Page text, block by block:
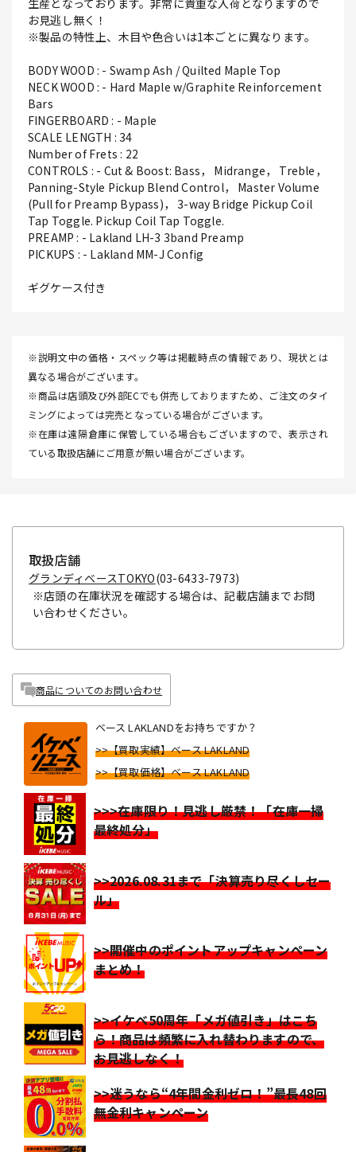
生産となっております。非常に貴重な入荷となりますので
お見逃し無く！
※製品の特性上、木目や色合いは1本ごとに異なります。
BODY WOOD : - Swamp Ash / Quilted Maple Top
NECK WOOD : - Hard Maple w/Graphite Reinforcement
Bars
FINGERBOARD : - Maple
SCALE LENGTH : 34
Number of Frets : 22
CONTROLS : - Cut & Boost: Bass， Midrange， Treble，
Panning-Style Pickup Blend Control， Master Volume
(Pull for Preamp Bypass)， 3-way Bridge Pickup Coil
Tap Toggle. Pickup Coil Tap Toggle.
PREAMP : - Lakland LH-3 3band Preamp
PICKUPS : - Lakland MM-J Config
ギグケース付き
※説明文中の価格・スペック等は掲載時点の情報であり、現状とは
異なる場合がございます。
※商品は店頭及び外部ECでも併売しておりますため、ご注文のタイ
ミングによっては完売となっている場合がございます。
※在庫は遠隔倉庫に保管している場合もございますので、表示され
ている取扱店舗にご用意が無い場合がございます。
取扱店舗
グランディベースTOKYO(03-6433-7973)
※店頭の在庫状況を確認する場合は、記載店舗までお問
い合わせください。
商品についてのお問い合わせ
ベース LAKLANDをお持ちですか？
>>【買取実績】ベース LAKLAND
>>【買取価格】ベース LAKLAND
>>>在庫限り！見逃し厳禁！「在庫一掃
最終処分」
>>2026.08.31まで「決算売り尽くしセー
ル」
>>開催中のポイントアップキャンペーン
まとめ！
>>イケベ50周年「メガ値引き」はこち
ら！商品は頻繁に入れ替わりますので、
お見逃しなく！
>>迷うなら“4年間金利ゼロ！”最長48回
無金利キャンペーン